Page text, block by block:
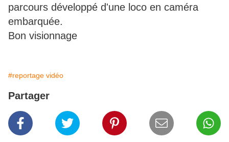
parcours développé d'une loco en caméra
embarquée.
Bon visionnage
#reportage vidéo
Partager